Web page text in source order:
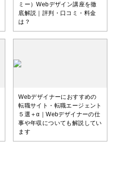
ミー）Webデザイン講座を徹
底解説｜評判・口コミ・料金
は？
Webデザイナーにおすすめの
転職サイト・転職エージェント
５選＋α｜Webデザイナーの仕
事や年収についても解説してい
ます